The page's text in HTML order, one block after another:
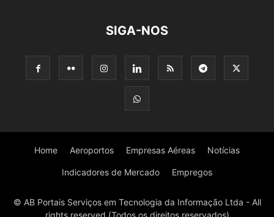
SIGA-NOS
Home Aeroportos Empresas Aéreas Notícias
Indicadores de Mercado Empregos
© AB Portais Serviços em Tecnologia da Informação Ltda - All
rights reserved (Todos os direitos reservados)